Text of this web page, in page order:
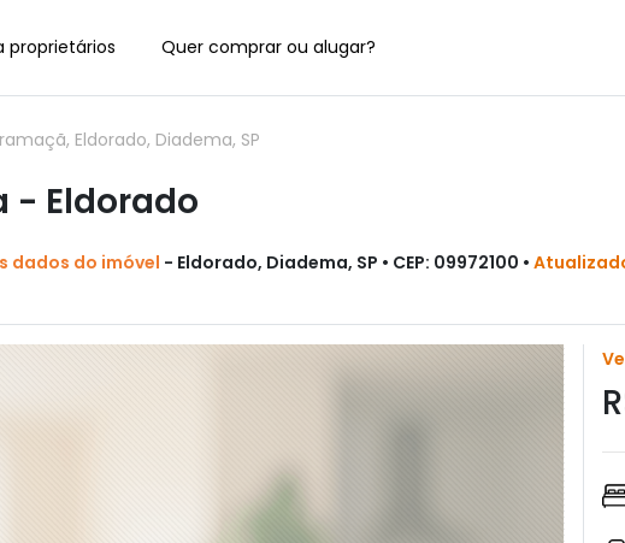
proprietários Quer comprar ou alugar?
Eldorado, Diadema, SP
- Eldorado
dados do imóvel - Eldorado, Diadema, SP • CEP: 09972100 •